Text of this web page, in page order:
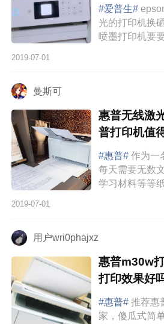
#爱普生#
光的打印机换
喷墨打印机要
补充墨水230
2019-07-01
曼斯可
惠普无线激
普打印机值
#惠普# 作为一
每天需要无数
学习材料等等
不是最优选，
2019-07-01
用户wri0phajxz
惠普m30w
打印效果好
#惠普# 推荐惠
家，傻瓜式简